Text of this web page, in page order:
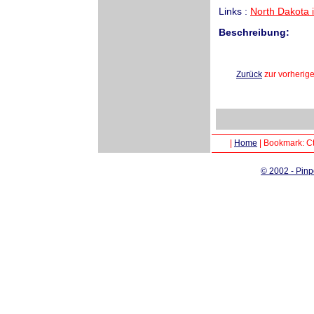
Links : North Dakota
Beschreibung:
Zurück zur
Home Bookmark:
© 2002 -